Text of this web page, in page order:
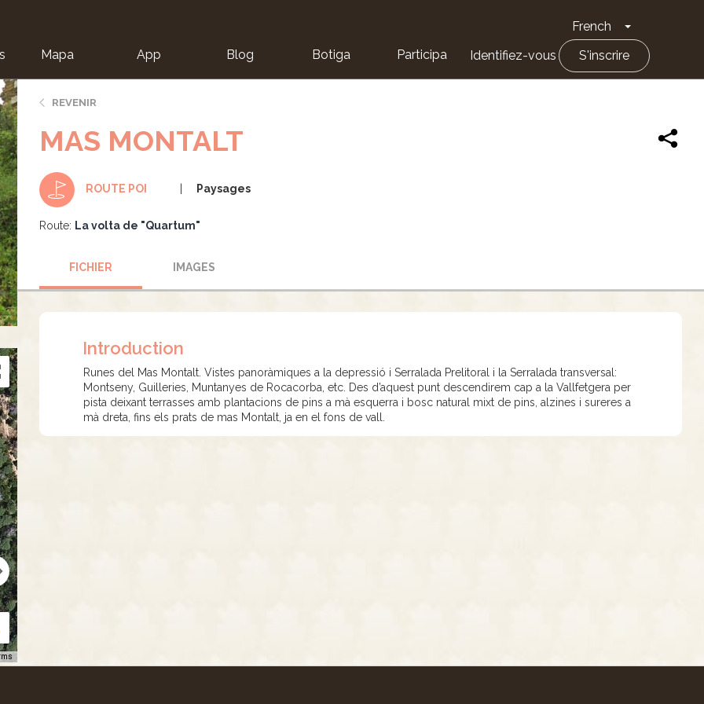
French Toggle
Mapa App Blog Botiga Participa Identifiez-vous S'inscrire
REVENIR
MAS MONTALT
ROUTE POI Paysages
Route: La volta de "Quartum"
FICHIER IMAGES
Introduction
Runes del Mas Montalt. Vistes panoràmiques a la depressió i Serralada Prelitoral i la Serralada transversal:
Montseny, Guilleries, Muntanyes de Rocacorba, etc. Des d’aquest punt descendirem cap a la Vallfetgera per
pista deixant terrasses amb plantacions de pins a mà esquerra i bosc natural mixt de pins, alzines i sureres a
mà dreta, fins els prats de mas Montalt, ja en el fons de vall.